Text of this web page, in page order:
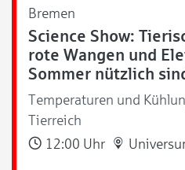
Bremen
Science Show:
rote Wangen und
Sommer nützlich
Temperaturen und
Tierreich
12:00 Uhr